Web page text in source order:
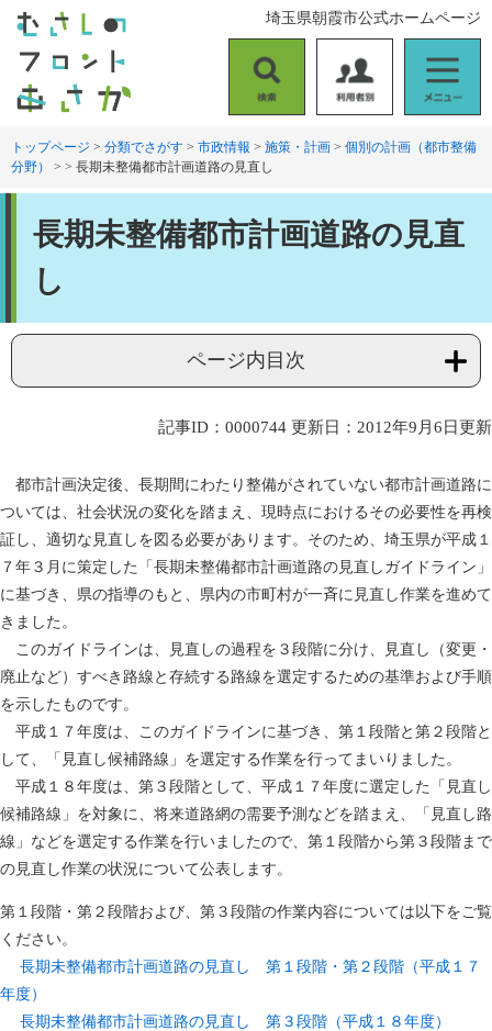
す
。
し
て
索
用
者
ニ
ュ
埼玉県朝霞市公式ホームページ
トップページ > 分類でさがす > 市政情報 > 施策・計画 > 個別の計画（都市整備
分野）
> > 長期未整備都市計画道路の見直し
長期未整備都市計画道路の見直
し
ページ内目次
記事ID：0000744 更新日：2012年9月6日更新
都市計画決定後、長期間にわたり整備がされていない都市計画道路に
ついては、社会状況の変化を踏まえ、現時点におけるその必要性を再検
証し、適切な見直しを図る必要があります。そのため、埼玉県が平成１
７年３月に策定した「長期未整備都市計画道路の見直しガイドライン」
に基づき、県の指導のもと、県内の市町村が一斉に見直し作業を進めて
きました。
このガイドラインは、見直しの過程を３段階に分け、見直し（変更・
廃止など）すべき路線と存続する路線を選定するための基準および手順
を示したものです。
平成１７年度は、このガイドラインに基づき、第１段階と第２段階と
して、「見直し候補路線」を選定する作業を行ってまいりました。
平成１８年度は、第３段階として、平成１７年度に選定した「見直し
候補路線」を対象に、将来道路網の需要予測などを踏まえ、「見直し路
線」などを選定する作業を行いましたので、第１段階から第３段階まで
の見直し作業の状況について公表します。
第１段階・第２段階および、第３段階の作業内容については以下をご覧
ください。
長期未整備都市計画道路の見直し 第１段階・第２段階（平成１７
年度）
長期未整備都市計画道路の見直し 第３段階（平成１８年度）